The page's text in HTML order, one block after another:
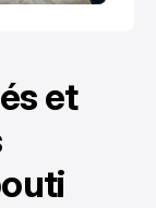
et